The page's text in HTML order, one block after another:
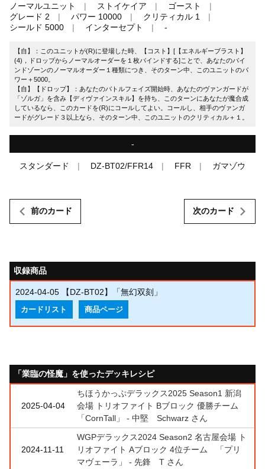
ノーマルユニット ストイケイア
ゴースト
グレード 2
パワー 10000
クリティカル 1
シールド 5000
インターセプト -
【自】：このユニットが(R)に登場した時、【コスト】[【エネルギーブラスト】
(4)，ドロップからノーマルオーダーを１枚バインドする]ことで、あなたのバイ
ンドゾーンのノーマルオーダー１種類につき、そのターン中、このユニットのパ
ワー＋5000。
【自】【ドロップ】：あなたのバトルフェイズ開始時、あなたのヴァンガードが
「ゾルガ」を含み【ディヴァインスキル】を持ち、このターンにあなたが魔合成
しているなら、このカードを(R)にコールしてよい。コールし、相手のヴァンガ
ードがグレード３以上なら、そのターン中、このユニットのクリティカル＋１。
-
スタンダード DZ-BT02/FFR14 FFR ガマゾウ
前のカード 次のカード
収録商品
2024-04-05 【DZ-BT02】「無幻双刻」
カードリスト 商品ページ
「業臨の怪魔」を使ったデッキレシピ
2025-04-04
ちほうかっぷデラックス2025 Season1 新潟
会場 トリオファイト Bブロック 優勝チーム
「CornTall」 - 中堅 Schwarz さん
2024-11-11
WGPデラックス2024 Season2 名古屋会場 ト
リオファイト Aブロック 4位チーム 「プリ
マヴェーラ」 - 先鋒 T さん